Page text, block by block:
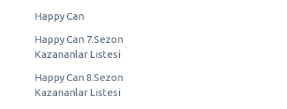
Happy Can
Happy Can 7.Sezon
Kazananlar Listesi
Happy Can 8.Sezon
Kazananlar Listesi